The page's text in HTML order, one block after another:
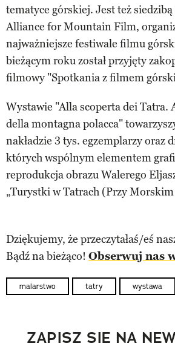
tematyce górskiej. Jest też
Alliance for Mountain Film,
najważniejsze festiwale filmu
bieżącym roku został przyjęty
filmowy "Spotkania z filmem
Wystawie "Alla scoperta dei Tatra.
della montagna polacca"
nakładzie 3 tys. egzemplarzy oraz
których wspólnym elementem
reprodukcja obrazu Walerego
„Turystki w Tatrach (Przy Morskim
Dziękujemy, że przeczytałaś/eś
Bądź na bieżąco! Obserwuj nas
malarstwo tatry wystawa
ZAPISZ SIĘ NA